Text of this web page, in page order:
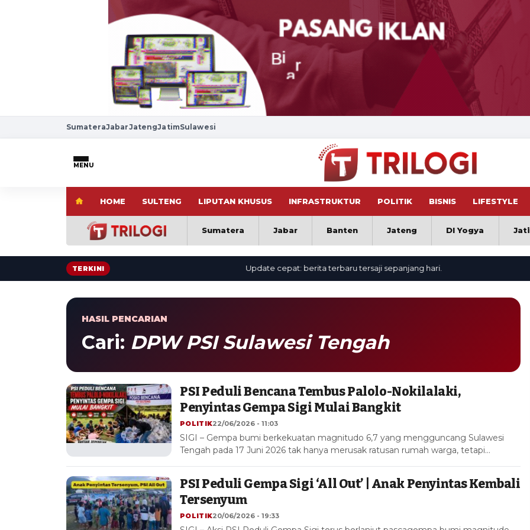
SumateraJabarJatengJatimSulawesi
MENU
HOME SULTENG LIPUTAN KHUSUS INFRASTRUKTUR POLITIK BISNIS LIFESTYLE
Sumatera Jabar Banten Jateng DI Yogya
TERKINI Update cepat: berita terbaru tersaji sepanjang hari.
HASIL PENCARIAN
Cari: DPW PSI Sulawesi Tengah
PSI Peduli Bencana Tembus Palolo-Nokilalaki,
Penyintas Gempa Sigi Mulai Bangkit
POLITIK22/06/2026 - 11:03
SIGI – Gempa bumi berkekuatan magnitudo 6,7 yang mengguncang Sulawesi
Tengah pada 17 Juni 2026 tak hanya merusak ratusan rumah warga, tetapi…
PSI Peduli Gempa Sigi ‘All Out’ | Anak Penyintas Kembali
Tersenyum
POLITIK20/06/2026 - 19:33